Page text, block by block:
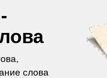
слова